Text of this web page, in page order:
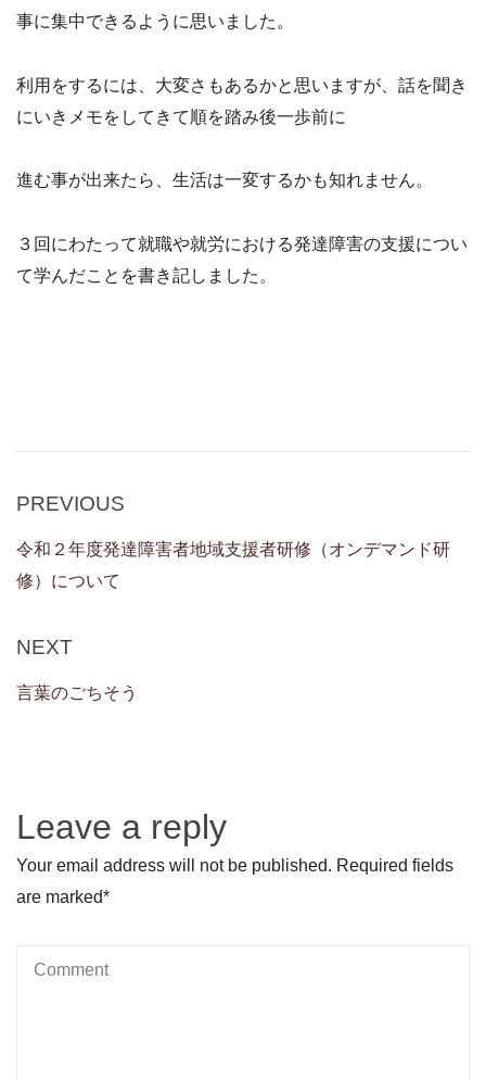
事に集中できるように思いました。
利用をするには、大変さもあるかと思いますが、話を聞き
にいきメモをしてきて順を踏み後一歩前に
進む事が出来たら、生活は一変するかも知れません。
３回にわたって就職や就労における発達障害の支援につい
て学んだことを書き記しました。
Post
Previous
PREVIOUS
令和２年度発達障害者地域支援者研修（オンデマンド研
修）について
Next
NEXT
言葉のごちそう
Leave a reply
Your email address will not be published. Required fields
are marked*